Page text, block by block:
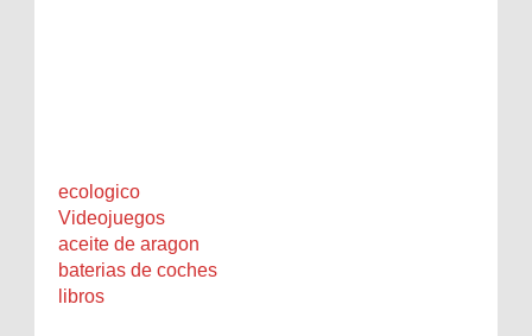
ecologico
Videojuegos
aceite de aragon
baterias de coches
libros